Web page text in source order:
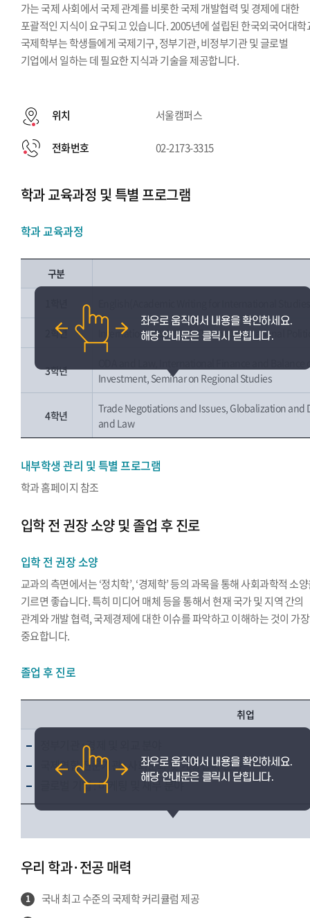
가는 국제 사회에서 국제 관계를 비롯한 국제 개발협력 및 경제에 대한
포괄적인 지식이 요구되고 있습니다. 2005년에 설립된 한국외국어대학
국제학부는 학생들에게 국제기구, 정부기관, 비정부기관 및 글로벌
기업에서 일하는 데 필요한 지식과 기술을 제공합니다.
위치 서울캠퍼스
전화번호 02-2173-3315
학과 교육과정 및 특별 프로그램
학과 교육과정
구분
2학년 International Relations Theory, International
3학년
Investment, Seminar on Regional Studies
4학년
Trade Negotiations and Issues, Globalization
and Law
내부학생 관리 및 특별 프로그램
학과 홈페이지 참조
입학 전 권장 소양 및 졸업 후 진로
입학 전 권장 소양
교과의 측면에서는 ‘정치학’, ‘경제학’ 등의 과목을 통해 사회과학적 소
기르면 좋습니다. 특히 미디어 매체 등을 통해서 현재 국가 및 지역 간의
관계와 개발 협력, 국제경제에 대한 이슈를 파악하고 이해하는 것이 가장
중요합니다.
졸업 후 진로
취업
정부기관 : 경제 및 외교 분야
국제연합 전문기관 : 사회문화 및 개발협력 분야
글로벌 기업 : 마케팅 및 재무 분야
우리 학과·전공 매력
1 국내 최고 수준의 국제학 커리큘럼 제공